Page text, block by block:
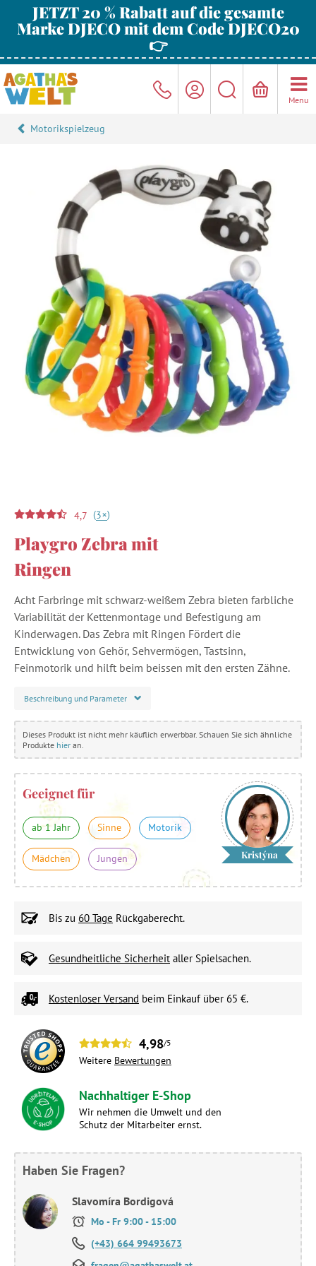
JETZT 20 % Rabatt auf die gesamte
Marke DJECO mit dem Code DJECO20
👉
Menu
Motorikspielzeug
4,7 (3+)
Playgro Zebra mit
Ringen
Acht Farbringe mit schwarz-weißem Zebra bieten farbliche
Variabilität der Kettenmontage und Befestigung am
Kinderwagen. Das Zebra mit Ringen Fördert die
Entwicklung von Gehör, Sehvermögen, Tastsinn,
Feinmotorik und hilft beim beissen mit den ersten Zähne.
Beschreibung und Parameter
Dieses Produkt ist nicht mehr käuflich erwerbbar. Schauen Sie sich ähnliche
Produkte hier an.
Geeignet für
ab 1 Jahr Sinne Motorik
Mädchen Jungen Kristýna
Bis zu 60 Tage Rückgaberecht.
Gesundheitliche Sicherheit aller Spielsachen.
Kostenloser Versand beim Einkauf über 65 €.
4,98/5
Weitere Bewertungen
Nachhaltiger E-Shop
Wir nehmen die Umwelt und den
Schutz der Mitarbeiter ernst.
Haben Sie Fragen?
Slavomíra Bordigová
Mo - Fr 9:00 - 15:00
(+43) 664 99493673